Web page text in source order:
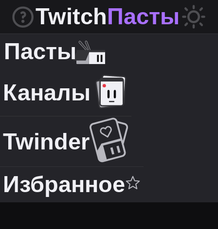
TwitchПасты
Пасты
Каналы
Twinder
Избранное